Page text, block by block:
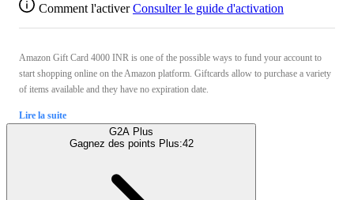
Comment l'activer Consulter le guide d'activation
Amazon Gift Card 4000 INR is one of the possible ways to fund your account to
start shopping online on the Amazon platform. Giftcards allow to purchase a variety
of items available and they have no expiration date.
Lire la suite
G2A Plus
Gagnez des points Plus:42